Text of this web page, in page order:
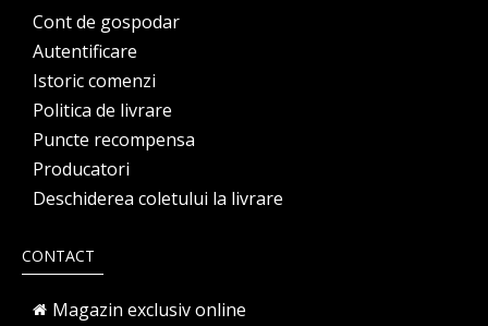
Cont de gospodar
Autentificare
Istoric comenzi
Politica de livrare
Puncte recompensa
Producatori
Deschiderea coletului la livrare
CONTACT
Magazin exclusiv online